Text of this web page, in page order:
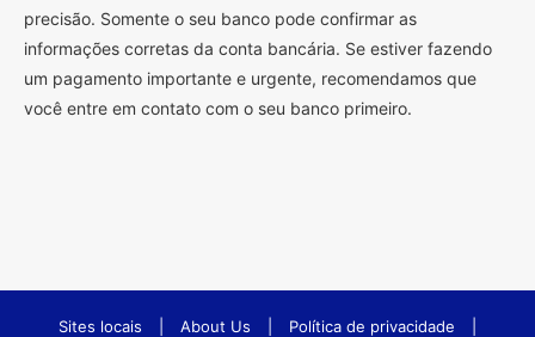
precisão. Somente o seu banco pode confirmar as
informações corretas da conta bancária. Se estiver fazendo
um pagamento importante e urgente, recomendamos que
você entre em contato com o seu banco primeiro.
Sites locais About Us Política de privacidade